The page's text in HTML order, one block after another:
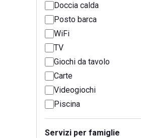
Doccia calda
Posto barca
WiFi
TV
Giochi da tavolo
Carte
Videogiochi
Piscina
Servizi per famiglie